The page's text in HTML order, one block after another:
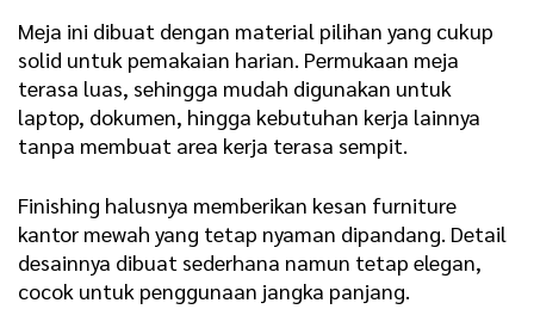
Meja ini dibuat dengan material pilihan yang cukup
solid untuk pemakaian harian. Permukaan meja
terasa luas, sehingga mudah digunakan untuk
laptop, dokumen, hingga kebutuhan kerja lainnya
tanpa membuat area kerja terasa sempit.
Finishing halusnya memberikan kesan furniture
kantor mewah yang tetap nyaman dipandang. Detail
desainnya dibuat sederhana namun tetap elegan,
cocok untuk penggunaan jangka panjang.